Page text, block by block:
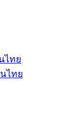
ไทย
ไทย